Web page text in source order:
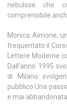
nebulose che
comprensibile
Monica Aimone,
frequentato il
Lettere Moderne
Dall’anno 1995
di Milano
pubblico.Una
e mai abbandonata.